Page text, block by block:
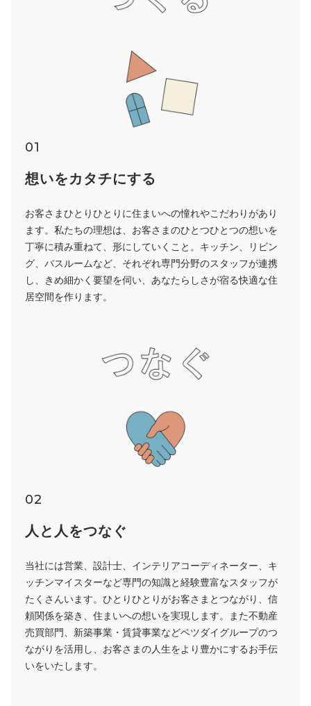
01
想いをカタチにする
お客さまひとりひとりに住まいへの憧れやこだわりがあり
ます。私たちの理想は、お客さまのひとつひとつの想いを
丁寧に積み重ねて、形にしていくこと。キッチン、リビン
グ、バスルームなど、それぞれ専門分野のスタッフが連携
し、きめ細かく要望を伺い、あなたらしさが宿る快適な住
居空間を作ります。
02
人と人をつなぐ
当社には営業、設計士、インテリアコーディネーター、キ
ッチンマイスターなど専門の知識と経験豊富なスタッフが
たくさんいます。ひとりひとりがお客さまとつながり、信
頼関係を築き、住まいへの想いを実現します。また不動産
売買部門、新築事業・賃貸事業などベツダイグループのつ
ながりを活用し、お客さまの人生をより豊かにするお手伝
いをいたします。